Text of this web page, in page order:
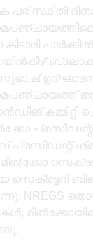
പരിസ്ഥിതി
NREGS